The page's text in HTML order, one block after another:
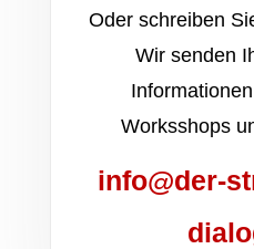
Oder schreiben
Wir senden
Worksshops
info@der-